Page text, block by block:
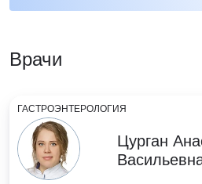
Врачи
ГАСТРОЭНТЕРОЛОГИЯ
Цурган